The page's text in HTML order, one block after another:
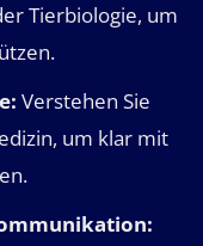
Tierbiologie, um
Verstehen Sie
um klar mit